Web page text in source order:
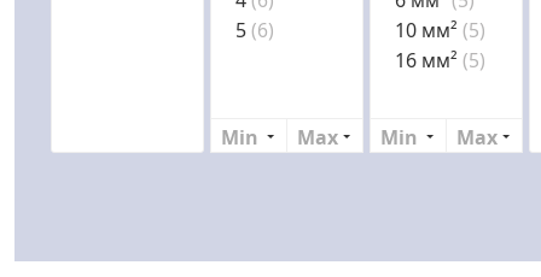
5(6)
Min Max
10 мм² (5)
16 мм² (5)
Min Max